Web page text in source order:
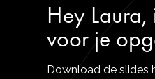
Hey
voor je
Download de slides